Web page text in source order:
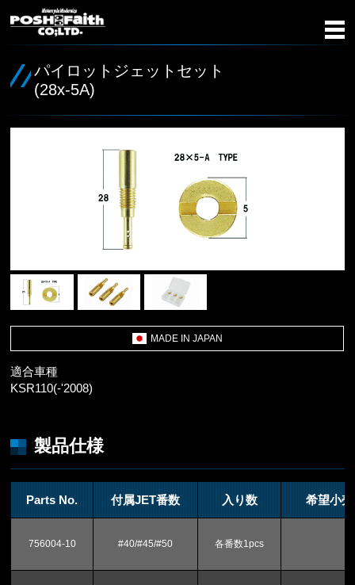
パイロットジェットセット
(28x-5A)
MADE IN JAPAN
適合車種
KSR110(-'2008)
製品仕様
Parts No. 付属JET番数 入り数 希望小
756004-10 #40/#45/#50 各番数1pcs